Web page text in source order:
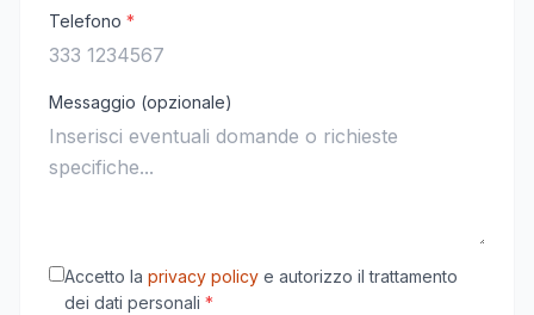
Telefono *
Messaggio (opzionale)
Accetto la privacy policy e autorizzo il trattamento
dei dati personali *